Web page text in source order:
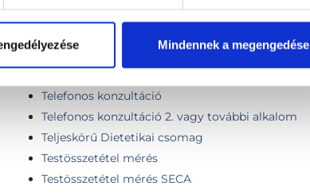
Mindennek a megengedése
Személyre szabott étrend (2 hetes)
Személyre szabott mintaétrend további hétre
Telefonos konzultáció
Telefonos konzultáció 2. vagy további alkalom
Teljeskörű Dietetikai csomag
Testösszetétel mérés
Testösszetétel mérés SECA